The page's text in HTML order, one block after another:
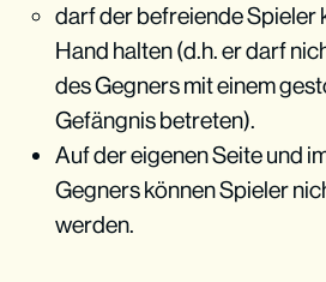
darf der befreiende Spieler
Hand halten (d.h. er darf
des Gegners mit einem
Gefängnis betreten).
Auf der eigenen Seite und
Gegners können Spieler
werden.